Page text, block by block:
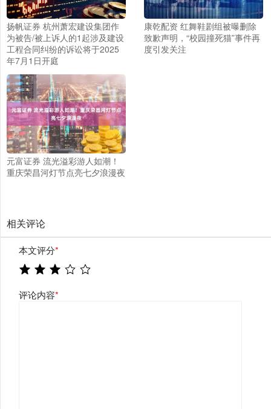
扬帆证券 杭州萧宏建设集团作
为被告/被上诉人的1起涉及建设
工程合同纠纷的诉讼将于2025
年7月1日开庭
康乾配资 红舞鞋剧组被曝删除
致歉声明，“校园撞死猫”事件再
度引发关注
元富证券 流光溢彩游人如潮！
重庆荣昌河灯节点亮七夕浪漫夜
相关评论
本文评分*
评论内容*